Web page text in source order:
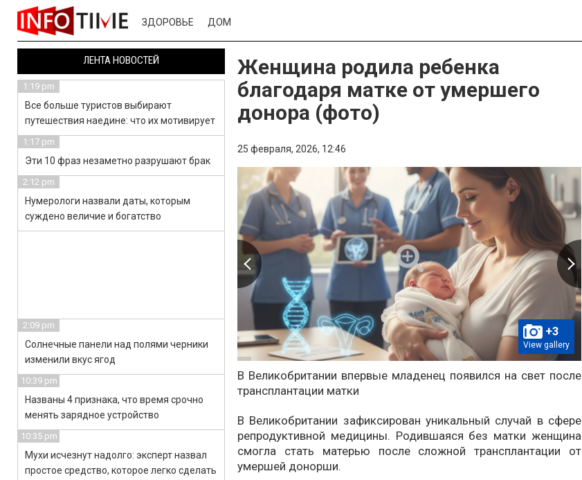
ЗДОРОВЬЕ ДОМ
Женщина родила ребенка
благодаря матке от умершего
донора (фото)
25 февраля, 2026, 12:46
+3
View gallery
В Великобритании впервые младенец появился на свет после
трансплантации матки
В Великобритании зафиксирован уникальный случай в сфере
репродуктивной медицины. Родившаяся без матки женщина
смогла стать матерью после сложной трансплантации от
умершей донорши.
ЛЕНТА НОВОСТЕЙ
1:19 pm
Все больше туристов выбирают
путешествия наедине: что их мотивирует
1:17 pm
Эти 10 фраз незаметно разрушают брак
2:12 pm
Нумерологи назвали даты, которым
суждено величие и богатство
2:09 pm
Солнечные панели над полями черники
изменили вкус ягод
10:39 pm
Названы 4 признака, что время срочно
менять зарядное устройство
10:35 pm
Мухи исчезнут надолго: эксперт назвал
простое средство, которое легко сделать